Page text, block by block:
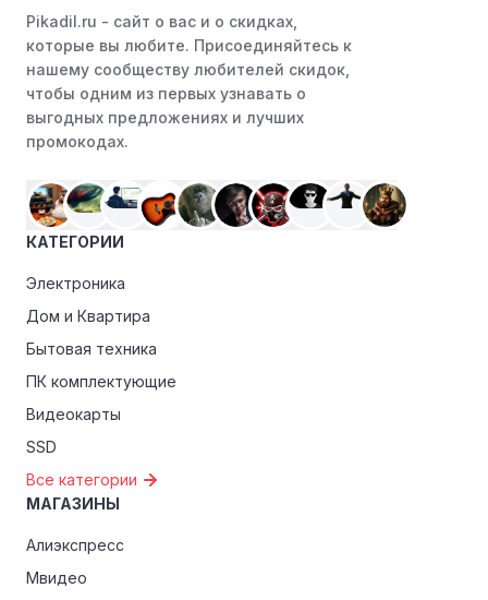
Pikadil.ru - cайт о вас и о скидках,
которые вы любите. Присоединяйтесь к
нашему сообществу любителей скидок,
чтобы одним из первых узнавать о
выгодных предложениях и лучших
промокодах.
КАТЕГОРИИ
Электроника
Дом и Квартира
Бытовая техника
ПК комплектующие
Видеокарты
SSD
Все категории
МАГАЗИНЫ
Алиэкспресс
Мвидео